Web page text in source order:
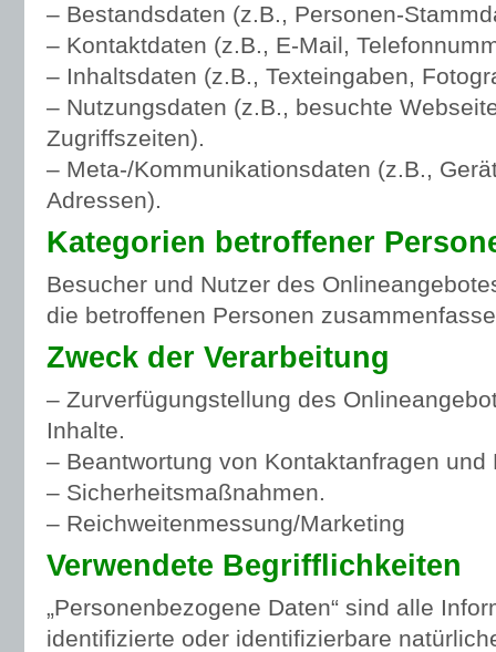
– Bestandsdaten (z.B., Personen-
– Kontaktdaten (z.B., E-Mail,
– Inhaltsdaten (z.B., Texteingaben,
– Nutzungsdaten (z.B., besuchte
Zugriffszeiten).
– Meta-/Kommunikationsdaten (z.B.,
Adressen).
Kategorien betroffener
Besucher und Nutzer des
die betroffenen Personen
Zweck der Verarbeitung
– Zurverfügungstellung des
Inhalte.
– Beantwortung von Kontaktanfragen
– Sicherheitsmaßnahmen.
– Reichweitenmessung/Marketing
Verwendete Begrifflichkeiten
„Personenbezogene Daten“ sind alle
identifizierte oder identifizierbare